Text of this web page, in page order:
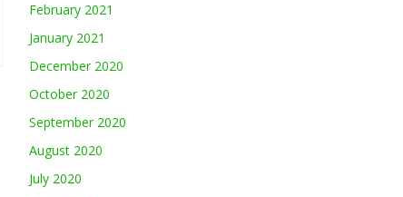
February 2021
January 2021
December 2020
October 2020
September 2020
August 2020
July 2020